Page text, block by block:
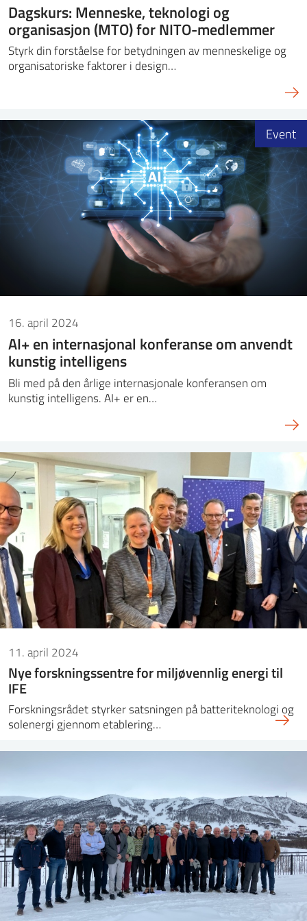
Dagskurs: Menneske, teknologi og
organisasjon (MTO) for NITO-medlemmer
Styrk din forståelse for betydningen av menneskelige og
organisatoriske faktorer i design…
16. april 2024
AI+ en internasjonal konferanse om anvendt
kunstig intelligens
Bli med på den årlige internasjonale konferansen om
kunstig intelligens. AI+ er en…
Event
11. april 2024
Nye forskningssentre for miljøvennlig energi til
IFE
Forskningsrådet styrker satsningen på batteriteknologi og
solenergi gjennom etablering…